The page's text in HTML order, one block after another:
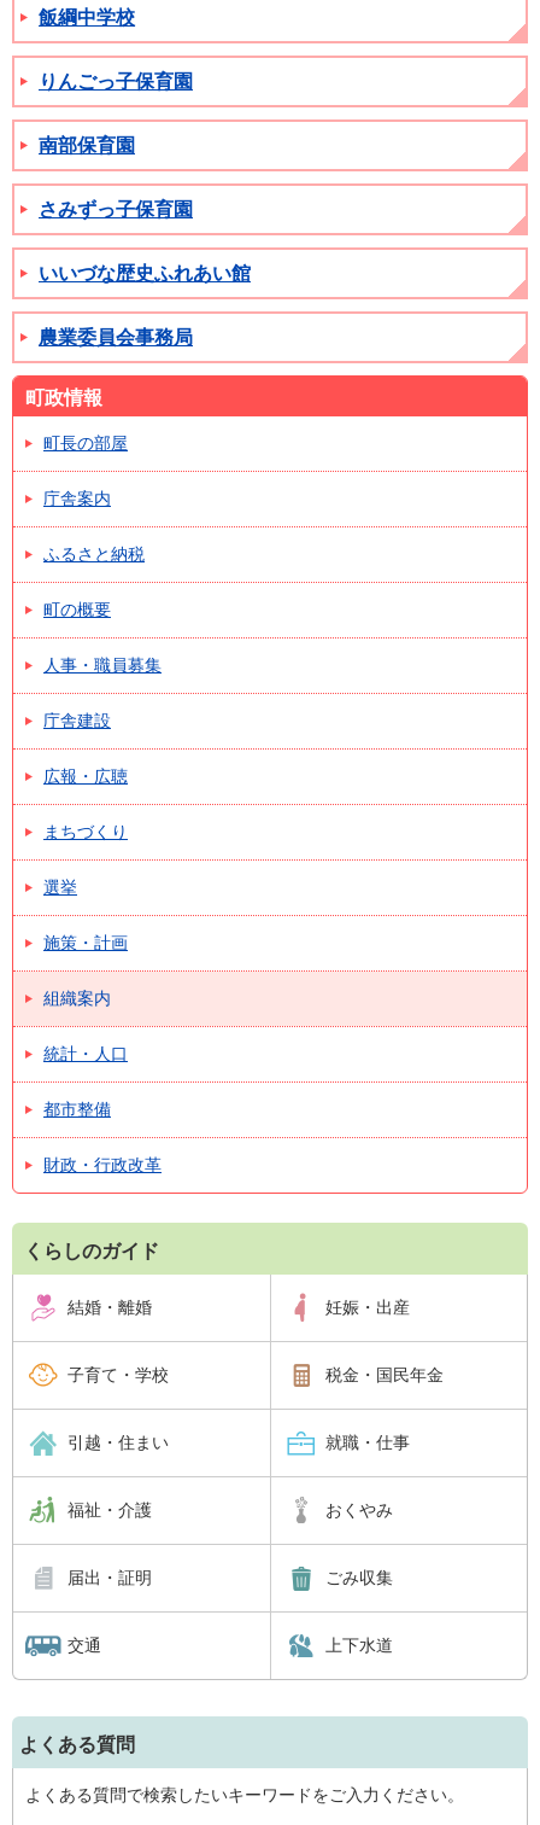
飯綱中学校
りんごっ子保育園
南部保育園
さみずっ子保育園
いいづな歴史ふれあい館
農業委員会事務局
町政情報
町長の部屋
庁舎案内
ふるさと納税
町の概要
人事・職員募集
庁舎建設
広報・広聴
まちづくり
選挙
施策・計画
組織案内
統計・人口
都市整備
財政・行政改革
くらしのガイド
結婚・離婚 妊娠・出産
子育て・学校 税金・国民年金
引越・住まい 就職・仕事
福祉・介護 おくやみ
届出・証明 ごみ収集
交通 上下水道
よくある質問
よくある質問で検索したいキーワードをご入力ください。